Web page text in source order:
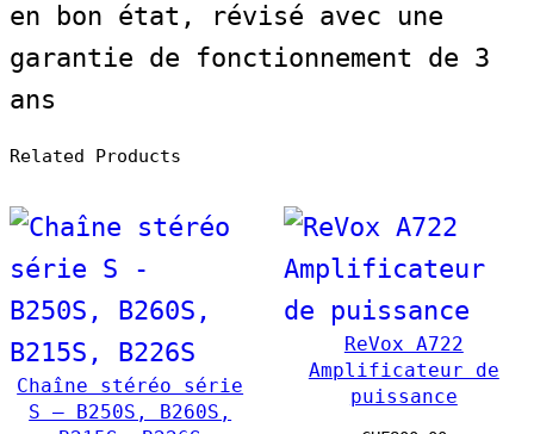
i
t
é
d
e
e
V
o
en bon état, révisé avec une
garantie de fonctionnement de 3
ans
Related Products
Chaîne stéréo série
S – B250S, B260S,
ReVox A722
Amplificateur de
puissance